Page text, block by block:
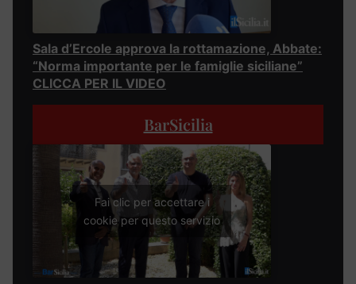
Sala d’Ercole approva la rottamazione, Abbate:
“Norma importante per le famiglie siciliane”
CLICCA PER IL VIDEO
BarSicilia
Fai clic per accettare i
cookie per questo servizio